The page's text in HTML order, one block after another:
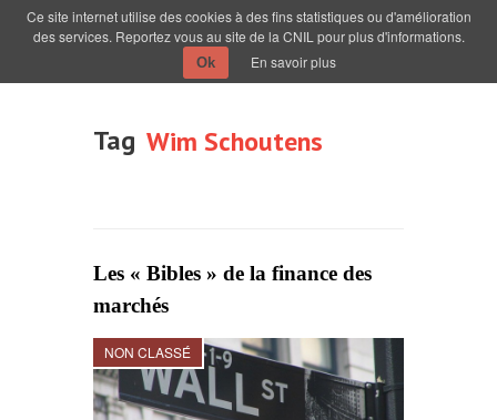
Tag Wim Schoutens
Les « Bibles » de la finance des
marchés
NON CLASSÉ
Ce site internet utilise des cookies à des fins statistiques ou d'amélioration
des services. Reportez vous au site de la CNIL pour plus d'informations.
Ok En savoir plus